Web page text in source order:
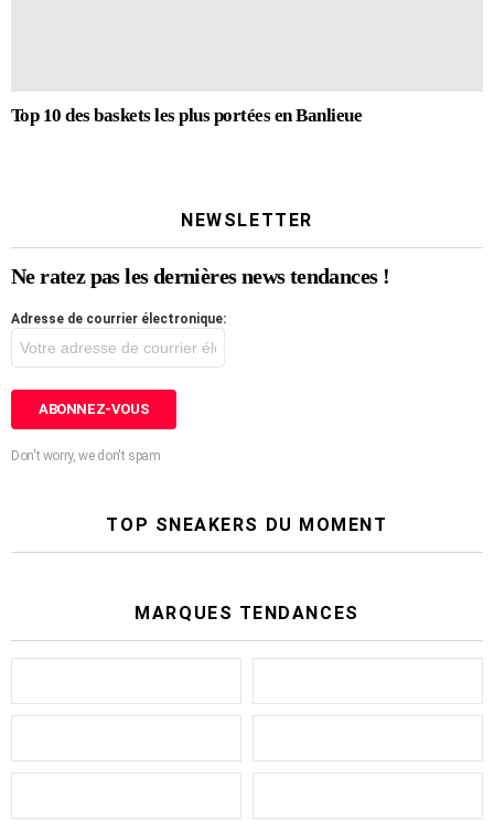
Top 10 des baskets les plus portées en Banlieue
NEWSLETTER
Ne ratez pas les dernières news tendances !
Adresse de courrier électronique:
Don't worry, we don't spam
TOP SNEAKERS DU MOMENT
MARQUES TENDANCES